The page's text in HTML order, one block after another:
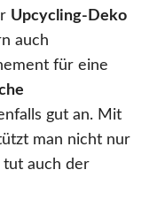
Upcycling-Deko
auch
für eine
gut an. Mit
man nicht nur
tut auch der